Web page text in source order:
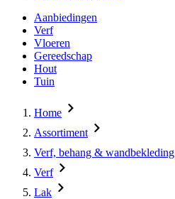
Aanbiedingen
Verf
Vloeren
Gereedschap
Hout
Tuin
Home
Assortiment
Verf, behang & wandbekleding
Verf
Lak